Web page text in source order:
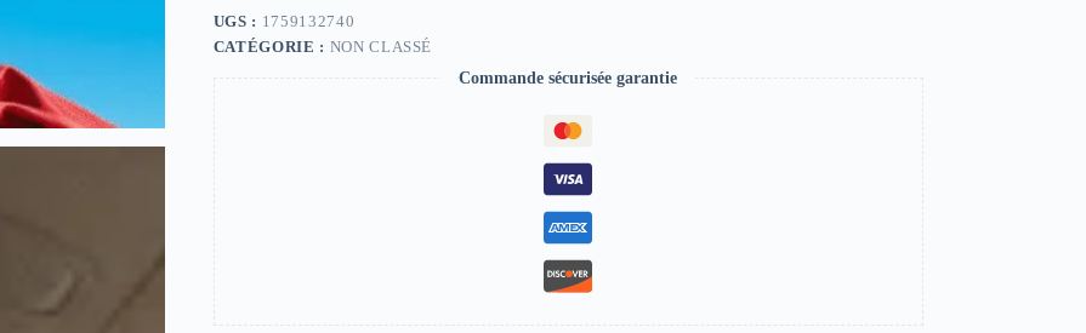
x
20
UGS : 1759132740
CATÉGORIE : NON CLASSÉ
Commande sécurisée garantie